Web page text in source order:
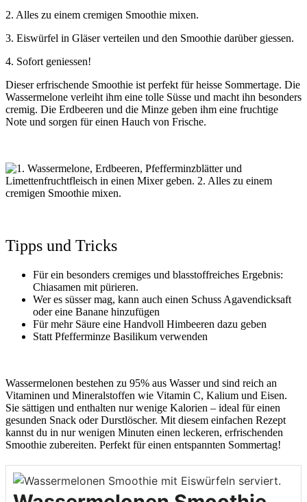
2. Alles zu einem cremigen Smoothie mixen.
3. Eiswürfel in Gläser verteilen und den Smoothie darüber giessen.
4. Sofort geniessen!
Dieser erfrischende Smoothie ist perfekt für heisse Sommertage. Die
Wassermelone verleiht ihm eine tolle Süsse und macht ihn besonders
cremig. Die Erdbeeren und die Minze geben ihm eine fruchtige
Note und sorgen für einen Hauch von Frische.
Tipps und Tricks
Für ein besonders cremiges und blasstoffreiches Ergebnis:
Chiasamen mit pürieren.
Wer es süsser mag, kann auch einen Schuss Agavendicksaft
oder eine Banane hinzufügen
Für mehr Säure eine Handvoll Himbeeren dazu geben
Statt Pfefferminze Basilikum verwenden
Wassermelonen bestehen zu 95% aus Wasser und sind reich an
Vitaminen und Mineralstoffen wie Vitamin C, Kalium und Eisen.
Sie sättigen und enthalten nur wenige Kalorien – ideal für einen
gesunden Snack oder Durstlöscher. Mit diesem einfachen Rezept
kannst du in nur wenigen Minuten einen leckeren, erfrischenden
Smoothie zubereiten. Perfekt für einen entspannten Sommertag!